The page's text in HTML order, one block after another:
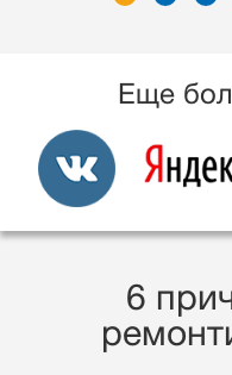
Еще
6